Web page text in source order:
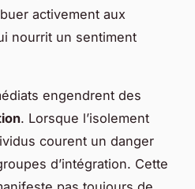
activement aux
nourrit un sentiment
engendrent des
. Lorsque l’isolement
courent un danger
d’intégration. Cette